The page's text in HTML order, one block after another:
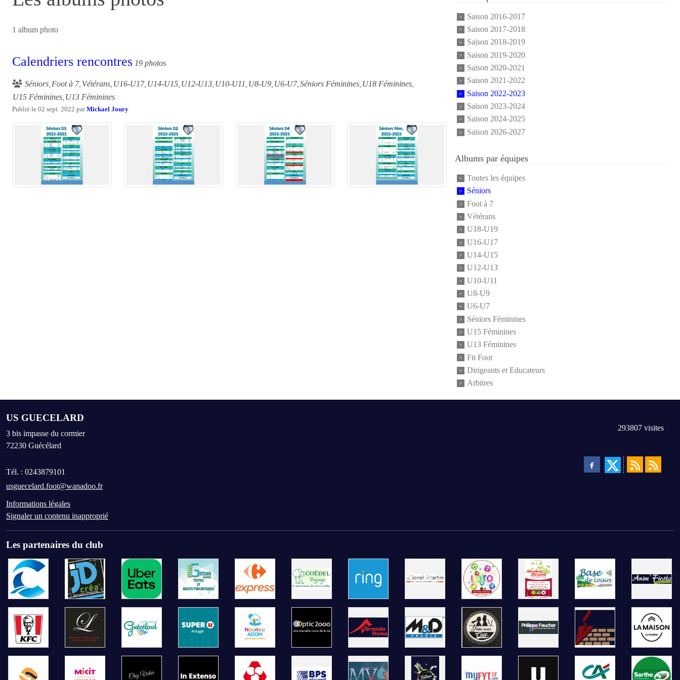
1 album photo
Calendriers rencontres 19 photos
Séniors Foot à 7 Vétérans U16-U17 U14-U15 U12-U13 U10-U11 U8-U9 U6-U7 Séniors Féminines U18 Féminines
U15 Féminines U13 Féminines
Publié le 02 sept. 2022 parMickael Joury
Saison 2016-2017
Saison 2017-2018
Saison 2018-2019
Saison 2019-2020
Saison 2020-2021
Saison 2021-2022
Saison 2022-2023
Saison 2023-2024
Saison 2024-2025
Saison 2026-2027
Albums par équipes
Toutes les équipes
Séniors
Foot à 7
Vétérans
U18-U19
U16-U17
U14-U15
U12-U13
U10-U11
U8-U9
U6-U7
Séniors Féminines
U15 Féminines
U13 Féminines
Fit Foot
Dirigeants et Educateurs
Arbitres
US GUECELARD
3 bis impasse du cormier
72230 Guécélard
Tél. : 0243879101
usguecelard.foot@wanadoo.fr
Informations légales
Signaler un contenu inapproprié
293807 visites
Les partenaires du club